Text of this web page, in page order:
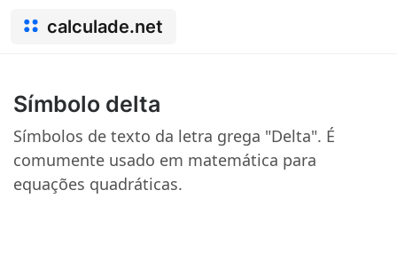
calculade.net
Símbolo delta
Símbolos de texto da letra grega "Delta". É
comumente usado em matemática para
equações quadráticas.